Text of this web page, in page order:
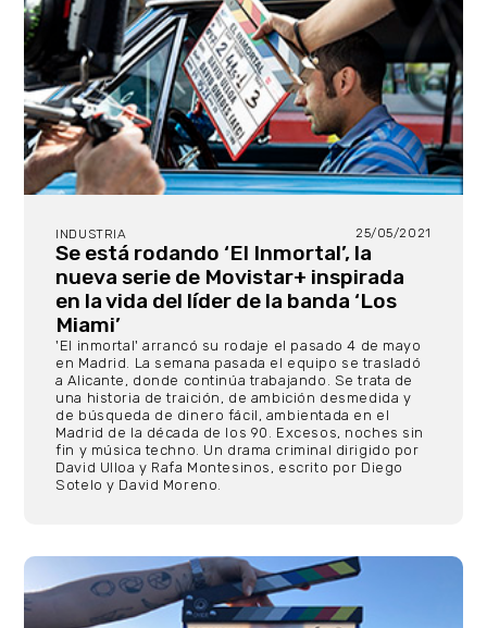
INDUSTRIA 25/05/2021
Se está rodando ‘El Inmortal’, la
nueva serie de Movistar+ inspirada
en la vida del líder de la banda ‘Los
Miami’
'El inmortal' arrancó su rodaje el pasado 4 de mayo
en Madrid. La semana pasada el equipo se trasladó
a Alicante, donde continúa trabajando. Se trata de
una historia de traición, de ambición desmedida y
de búsqueda de dinero fácil, ambientada en el
Madrid de la década de los 90. Excesos, noches sin
fin y música techno. Un drama criminal dirigido por
David Ulloa y Rafa Montesinos, escrito por Diego
Sotelo y David Moreno.